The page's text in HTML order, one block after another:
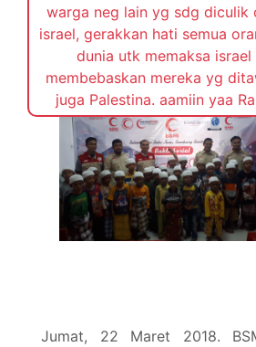
Jumat, 22 Maret 2018.
warga neg lain yg sdg diculik
israel, gerakkan hati semua
dunia utk memaksa israel
membebaskan mereka yg
juga Palestina. aamiin yaa